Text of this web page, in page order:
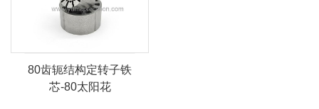
80齿轭结构定转子铁
芯-80太阳花